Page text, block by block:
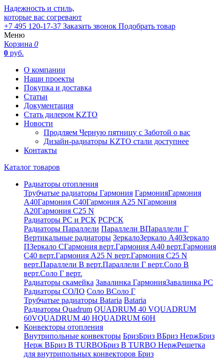
Надежность и стиль,
которые вас согревают
+7 495 120-17-37 Заказать звонок Подобрать товар
Меню
Корзина 0
0 руб.
О компании
Наши проекты
Покупка и доставка
Статьи
Документация
Стать дилером KZTO
Новости
Продляем Черную пятницу с Заботой о вас
Дизайн-радиаторы KZTO стали доступнее
Контакты
Каталог товаров
Радиаторы отопления
Трубчатые радиаторы Гармония ГармонияГармония
А40Гармония С40Гармония А25 NГармония
А20Гармония С25 N
Радиаторы РС и РСК РСРСК
Радиаторы Параллели Параллели ВПараллели Г
Вертикальные радиаторы ЗеркалоЗеркало А40Зеркало
ПЗеркало СГармония верт.Гармония А40 верт.Гармония
С40 верт.Гармония А25 N верт.Гармония С25 N
верт.Параллели В верт.Параллели Г верт.Соло В
верт.Соло Г верт.
Радиаторы скамейка Завалинка ГармонияЗавалинка РС
Радиаторы СОЛО Соло ВСоло Г
Трубчатые радиаторы Bataria Bataria
Радиаторы Quadrum QUADRUM 40 VQUADRUM
60VQUADRUM 40 HQUADRUM 60H
Конвекторы отопления
Внутрипольные конвекторы БризБриз ВБриз НержБриз
Нерж ВБриз В TURBOБриз В TURBO НержРешетка
для внутрипольных конвекторов Бриз